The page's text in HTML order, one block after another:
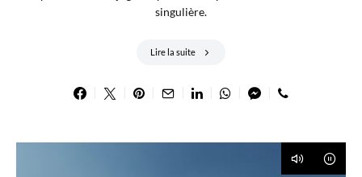
singulière.
Lire la suite